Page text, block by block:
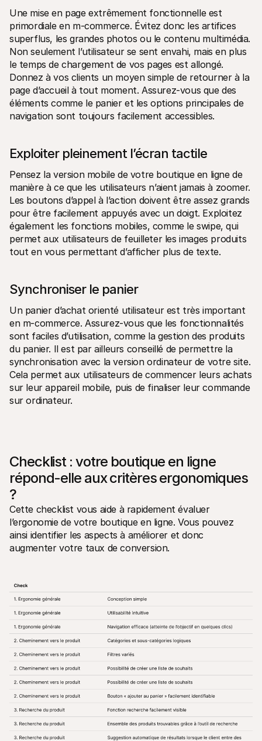
Une mise en page extrêmement fonctionnelle est
primordiale en m-commerce. Évitez donc les artifices
superflus, les grandes photos ou le contenu multimédia.
Non seulement l’utilisateur se sent envahi, mais en plus
le temps de chargement de vos pages est allongé.
Donnez à vos clients un moyen simple de retourner à la
page d’accueil à tout moment. Assurez-vous que des
éléments comme le panier et les options principales de
navigation sont toujours facilement accessibles.
Exploiter pleinement l’écran tactile
Pensez la version mobile de votre boutique en ligne de
manière à ce que les utilisateurs n’aient jamais à zoomer.
Les boutons d’appel à l’action doivent être assez grands
pour être facilement appuyés avec un doigt. Exploitez
également les fonctions mobiles, comme le swipe, qui
permet aux utilisateurs de feuilleter les images produits
tout en vous permettant d’afficher plus de texte.
Synchroniser le panier
Un panier d’achat orienté utilisateur est très important
en m-commerce. Assurez-vous que les fonctionnalités
sont faciles d’utilisation, comme la gestion des produits
du panier. Il est par ailleurs conseillé de permettre la
synchronisation avec la version ordinateur de votre site.
Cela permet aux utilisateurs de commencer leurs achats
sur leur appareil mobile, puis de finaliser leur commande
sur ordinateur.
Checklist : votre boutique en ligne
répond-elle aux critères ergonomiques
?
Cette checklist vous aide à rapidement évaluer
l’ergonomie de votre boutique en ligne. Vous pouvez
ainsi identifier les aspects à améliorer et donc
augmenter votre taux de conversion.